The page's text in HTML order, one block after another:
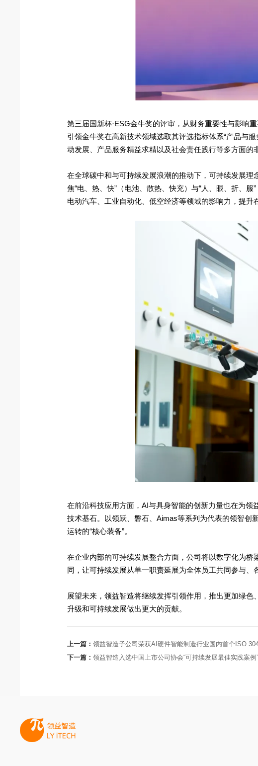
第三届国新杯·ESG金牛奖的评审，从财务重要性与影响
引领金牛奖在高新技术领域选取其评选指标体系“产品与
动发展、产品服务精益求精以及社会责任践行等多方面的
在全球碳中和与可持续发展浪潮的推动下，可持续发展
焦“电、热、快”（电池、散热、快充）与“人、眼、折、
电动汽车、工业自动化、低空经济等领域的影响力，提升
在前沿科技应用方面，AI与具身智能的创新力量也在为
技术基石。以领跃、磐石、Aimas等系列为代表的领智创
运转的“核心装备”。
在企业内部的可持续发展整合方面，公司将以数字化为
同，让可持续发展从单一职责延展为全体员工共同参与、
展望未来，领益智造将继续发挥引领作用，推出更加绿
升级和可持续发展做出更大的贡献。
上一篇：领益智造子公司荣获AI硬件智能制造行业国内首个ISO
下一篇：领益智造入选中国上市公司协会“可持续发展最佳实践案例”